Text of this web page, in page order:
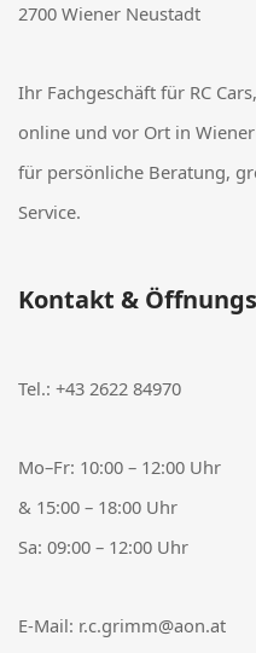
2700 Wiener Neustadt
Ihr Fachgeschäft für RC
online und vor Ort in
für persönliche Beratung,
Service.
Kontakt &
Tel.: +43 2622 84970
Mo–Fr: 10:00 – 12:00 Uhr
& 15:00 – 18:00 Uhr
Sa: 09:00 – 12:00 Uhr
E-Mail: r.c.grimm@aon.at